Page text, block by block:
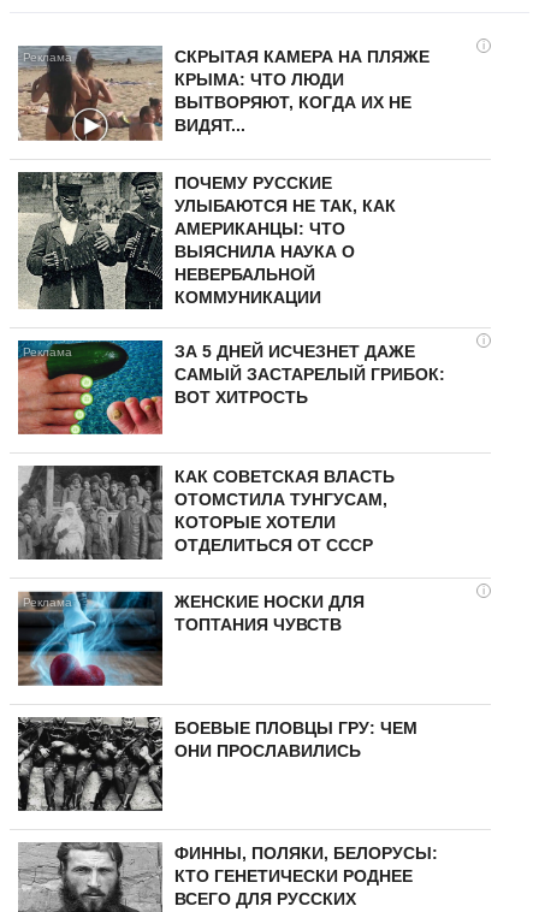
i
СКРЫТАЯ КАМЕРА НА ПЛЯЖЕ
КРЫМА: ЧТО ЛЮДИ
ВЫТВОРЯЮТ, КОГДА ИХ НЕ
ВИДЯТ...
ПОЧЕМУ РУССКИЕ
УЛЫБАЮТСЯ НЕ ТАК, КАК
АМЕРИКАНЦЫ: ЧТО
ВЫЯСНИЛА НАУКА О
НЕВЕРБАЛЬНОЙ
КОММУНИКАЦИИ
i
ЗА 5 ДНЕЙ ИСЧЕЗНЕТ ДАЖЕ
САМЫЙ ЗАСТАРЕЛЫЙ ГРИБОК:
ВОТ ХИТРОСТЬ
КАК СОВЕТСКАЯ ВЛАСТЬ
ОТОМСТИЛА ТУНГУCAМ,
КОТОРЫЕ ХОТЕЛИ
ОТДЕЛИТЬСЯ ОТ СССР
i
ЖЕНСКИЕ НОСКИ ДЛЯ
ТОПТАНИЯ ЧУВСТВ
БОЕВЫЕ ПЛОВЦЫ ГРУ: ЧЕМ
ОНИ ПРОСЛАВИЛИСЬ
ФИННЫ, ПОЛЯКИ, БЕЛОРУСЫ:
КТО ГЕНЕТИЧЕСКИ РОДНЕЕ
ВСЕГО ДЛЯ РУССКИХ